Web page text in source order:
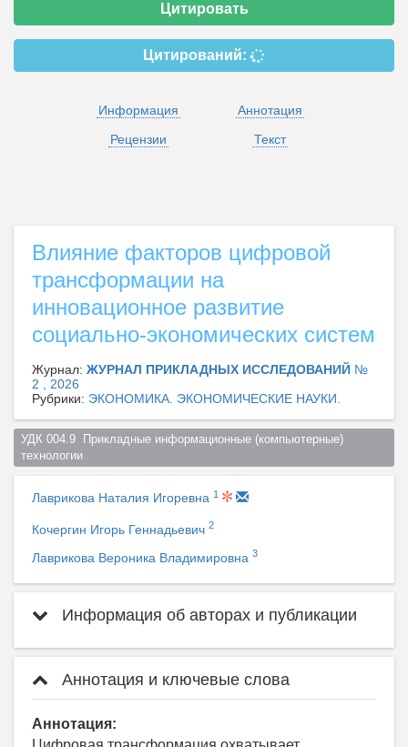
Цитировать
Цитирований:
Информация
Аннотация
Рецензии
Текст
Влияние факторов цифровой
трансформации на
инновационное развитие
социально-экономических систем
Журнал: ЖУРНАЛ ПРИКЛАДНЫХ ИССЛЕДОВАНИЙ №
2 , 2026
Рубрики: ЭКОНОМИКА. ЭКОНОМИЧЕСКИЕ НАУКИ.
УДК 004.9  Прикладные информационные (компьютерные)
технологии
Лаврикова Наталия Игоревна 1
Кочергин Игорь Геннадьевич 2
Лаврикова Вероника Владимировна 3
Информация об авторах и публикации
Аннотация и ключевые слова
Аннотация: